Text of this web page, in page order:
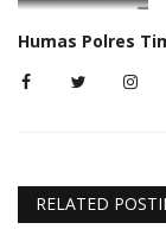
Humas Polres
RELATED